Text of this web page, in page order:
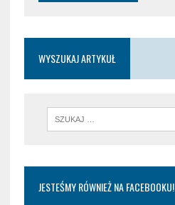
WYSZUKAJ ARTYKUŁ
JESTEŚMY RÓWNIEŻ NA FACEBOOKU!